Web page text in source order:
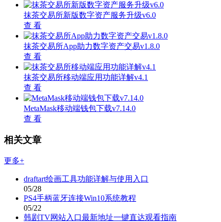
抹茶交易所新版数字资产服务升级v6.0
查 看
抹茶交易所App助力数字资产交易v1.8.0
查 看
抹茶交易所移动端应用功能详解v4.1
查 看
MetaMask移动端钱包下载v7.14.0
查 看
相关文章
更多+
draftart绘画工具功能详解与使用入口
05/28
PS4手柄蓝牙连接Win10系统教程
05/22
韩剧TV网站入口最新地址一键直达观看指南